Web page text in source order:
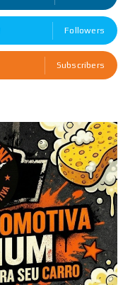
Followers
Subscribers